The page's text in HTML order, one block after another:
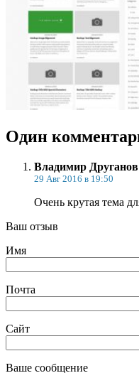
Один
Владимир Друганов
29 Авг 2016 в 19:50
Очень крутая тема
Ваш отзыв
Имя
Почта
Сайт
Ваше сообщение